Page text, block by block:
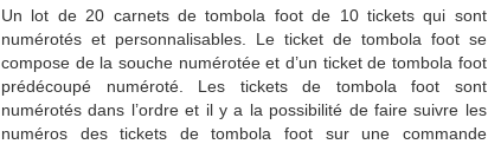
Un lot de 20 carnets de tombola foot de 10 tickets qui sont
numérotés et personnalisables. Le ticket de tombola foot se
compose de la souche numérotée et d’un ticket de tombola foot
prédécoupé numéroté. Les tickets de tombola foot sont
numérotés dans l’ordre et il y a la possibilité de faire suivre les
numéros des tickets de tombola foot sur une commande